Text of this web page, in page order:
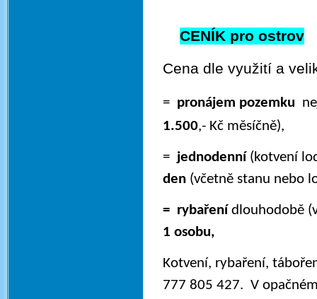
CENÍK pro ostrov
Cena dle využití
= pronájem pozemku
1.500,- Kč měsíčně),
= jednodenní (kotvení
den (včetně stanu nebo
= rybaření dlouhodobě
1 osobu,
Kotvení, rybaření,
777 805 427. V